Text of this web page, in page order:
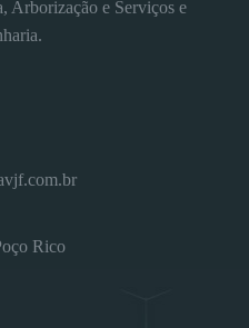
Arborização e Serviços e
Rico